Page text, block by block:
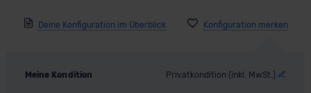
Deine Konfiguration im Überblick
Meine Kondition Privatkondition (inkl. MwSt.)